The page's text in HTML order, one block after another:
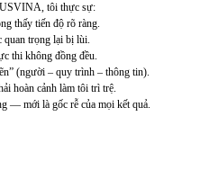
tôi thực sự:
thấy tiến độ rõ ràng.
quan trọng lại bị lùi.
thi không đồng đều.
(người – quy trình – thông tin).
hoàn cảnh làm tôi trì trệ.
— mới là gốc rễ của mọi kết quả.